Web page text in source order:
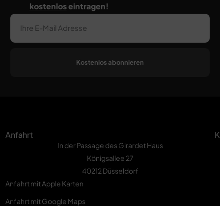
kostenloseintragen!
Kostenlos abonnieren
Anfahrt
In der Passage des Girardet Haus
Königsallee 27
40212 Düsseldorf
Anfahrt mit Apple Karten
Anfahrt mit Google Maps